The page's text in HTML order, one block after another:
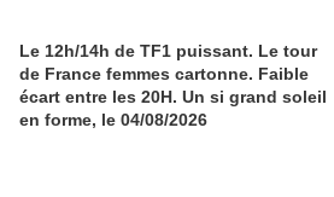
Le 12h/14h de TF1 puissant. Le tour
de France femmes cartonne. Faible
écart entre les 20H. Un si grand soleil
en forme, le 04/08/2026